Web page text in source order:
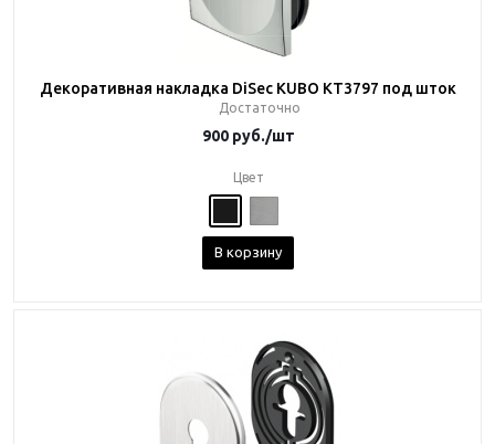
Декоративная накладка DiSec KUBO KT3797 под шток
Достаточно
900руб./шт
Цвет
В корзину